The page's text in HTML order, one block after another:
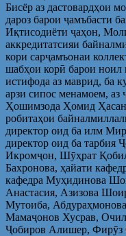
Бисёр аз дастовардҳои
дароз барои ҷамъбасти
Иқтисодиёти ҷаҳон,
аккредитатсияи
кори сарҷамъонаи
шабҳои корӣ барои ноил
истифода аз маврид, ба
арзи сипос менамоем,
Ҳошимзода Ҳомид
робитаҳои
директор оид ба илм
директор оид ба тарбия
Икромҷон, Шӯҳрат
Бахронова, ҳайати
кафедра Муҳидинова
Анастасия, Азизова
Мутоиба,
Мамаҷонов Хусрав,
Ҷобиров Алишер, Фирӯз